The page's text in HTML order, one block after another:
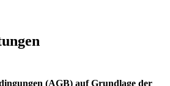
(AGB) auf Grundlage der